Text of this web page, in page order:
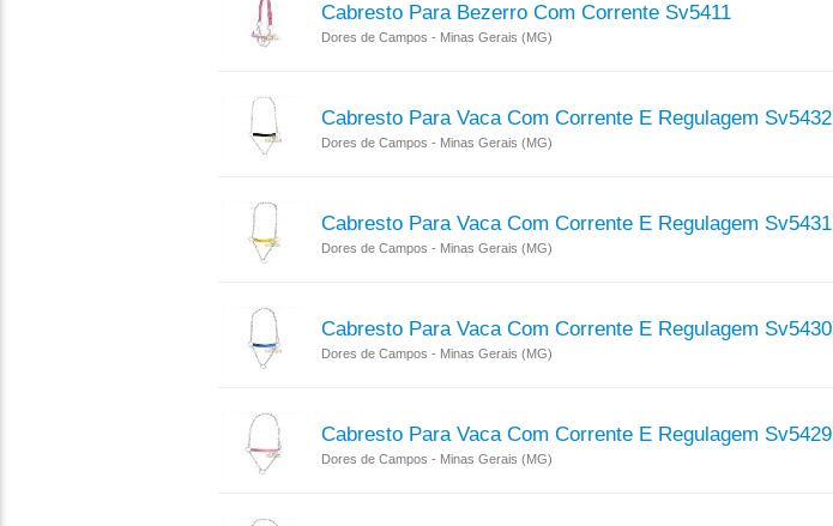
Cabresto Para Bezerro Com Corrente Sv5411
Dores de Campos - Minas Gerais (MG)
Cabresto Para Vaca Com Corrente E Regulagem Sv5432
Dores de Campos - Minas Gerais (MG)
Cabresto Para Vaca Com Corrente E Regulagem Sv5431
Dores de Campos - Minas Gerais (MG)
Cabresto Para Vaca Com Corrente E Regulagem Sv5430
Dores de Campos - Minas Gerais (MG)
Cabresto Para Vaca Com Corrente E Regulagem Sv5429
Dores de Campos - Minas Gerais (MG)